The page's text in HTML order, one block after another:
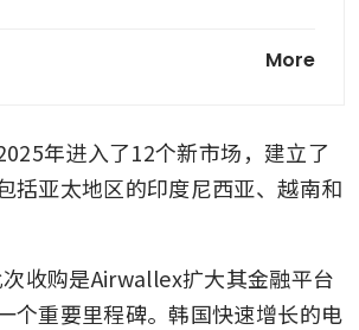
More
年进入了12个新市场，建立了
括亚太地区的印度尼西亚、越南和
收购是Airwallex扩大其金融平台
个重要里程碑。韩国快速增长的电